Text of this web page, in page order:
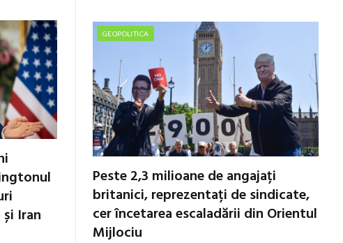
Iran
GEOPOLITICA
Peste 2,3 milioane de angajați
britanici, reprezentați de sindicate,
cer încetarea escaladării din Orientul
Mijlociu